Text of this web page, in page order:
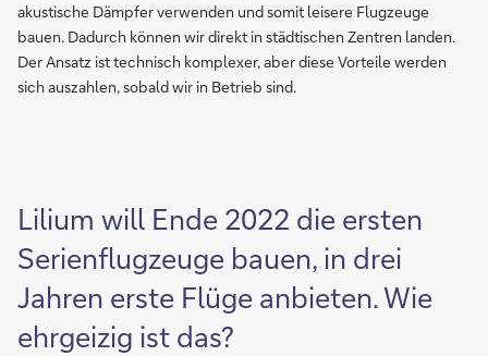
akustische Dämpfer verwenden und somit leisere Flugzeuge
bauen. Dadurch können wir direkt in städtischen Zentren landen.
Der Ansatz ist technisch komplexer, aber diese Vorteile werden
sich auszahlen, sobald wir in Betrieb sind.
Lilium will Ende 2022 die ersten
Serienflugzeuge bauen, in drei
Jahren erste Flüge anbieten. Wie
ehrgeizig ist das?